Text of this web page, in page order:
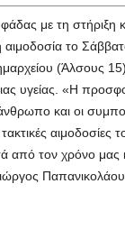
με τη στήριξη
αιμοδοσία το
(Άλσους
υγείας. «Η
και οι
αιμοδοσίες
από τον χρόνο μας
Παπανικολάου.